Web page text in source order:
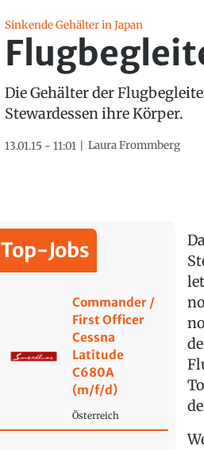
Sinkende Gehälter in Japan
Die Gehälter der
Stewardessen ihre Körper.
13.01.15 - 11:01 Laura Frommberg
Top-Jobs
Commander /
First Officer
Cessna
Latitude
C680A
(m/f/d)
Österreich